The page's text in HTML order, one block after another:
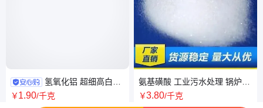
氢氧化铝 超细高白高
含量 橡胶塑料 工业级用 25kg
￥1.90/千克
氨基磺酸 工业污水处理 锅炉除
垢剂 定色剂 固体粉末
￥3.80/千克